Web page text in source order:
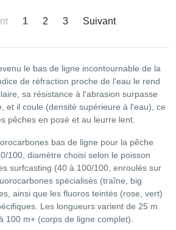
1 2 3 Suivant
le bas de ligne incontournable de la
de réfraction proche de l'eau le rend
sa résistance à l'abrasion surpasse
et il coule (densité supérieure à l'eau), ce
pêches en posé et au leurre lent.
bas de ligne pour la pêche
100, diamètre choisi selon le poisson
surfcasting (40 à 100/100, enroulés sur
spécialisés (traîne, big
ainsi que les fluoros teintés (rose, vert)
Les longueurs varient de 25 m
100 m+ (corps de ligne complet).